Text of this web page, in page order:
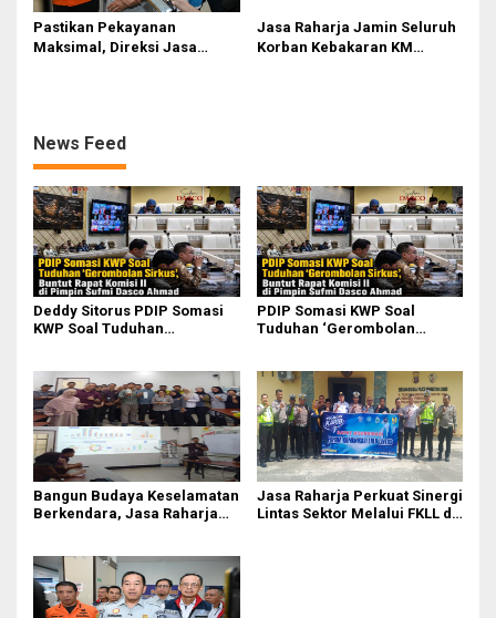
Pastikan Pekayanan
Maksimal, Direksi Jasa
Jasa Raharja Jamin Seluruh
Korban Kebakaran KM
News Feed
Deddy Sitorus PDIP Somasi
KWP Soal Tuduhan
Sufmi Dasco Ahmad
PDIP Somasi KWP Soal
Tuduhan ‘Gerombolan
Ahmad
Bangun Budaya Keselamatan
Berkendara, Jasa Raharja
Jasa Raharja Perkuat Sinergi
Lintas Sektor Melalui FKLL di